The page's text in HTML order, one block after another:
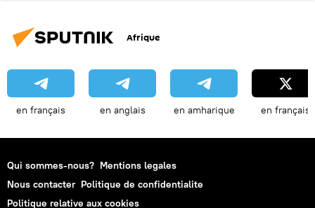
Afrique
en français en anglais en amharique en français
Qui sommes-nous? Mentions legales
Nous contacter Politique de confidentialite
Politique relative aux cookies